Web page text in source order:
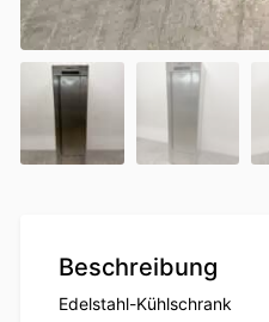
Beschreibung
Edelstahl-Kühlschrank